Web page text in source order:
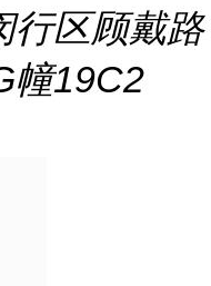
行区顾戴路
幢19C2